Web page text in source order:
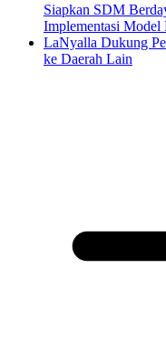
Siapkan SDM
Implementasi Model
LaNyalla Dukung
ke Daerah Lain